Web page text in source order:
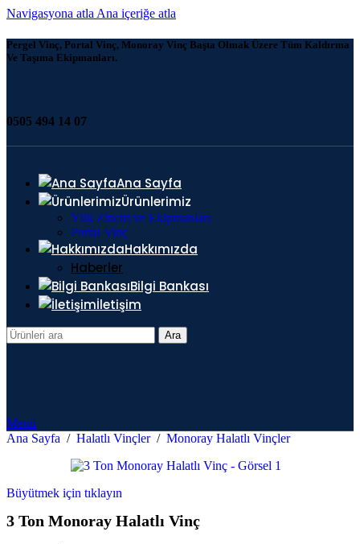
Navigasyona atla Ana içeriğe atla
Pergel Vinç, Portal Vinç, Monoray Vinç Başta Olmak Üzere Tüm Kaldırma
Ve Taşıma Ekipmanları.
0505 494 14 07
Ana Sayfa
Ürünlerimiz
Yük Zinciri ve Ekipmanları
Portal Vinç
Hakkımızda
Haberler
Bilgi Bankası
İletişim
Ara
Menü
Ana Sayfa / Halatlı Vinçler / Monoray Halatlı Vinçler
Büyütmek için tıklayın
3 Ton Monoray Halatlı Vinç